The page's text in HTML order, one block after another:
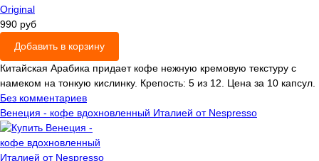
990 руб
Добавить в корзину
Китайская Арабика придает кофе нежную кремовую текстуру с
намеком на тонкую кислинку. Крепость: 5 из 12. Цена за 10 капсул.
Без комментариев
Венеция - кофе вдохновленный Италией от Nespresso